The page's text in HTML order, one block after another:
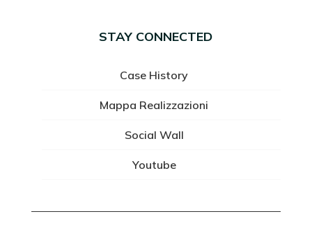
STAY CONNECTED
Case History
Mappa Realizzazioni
Social Wall
Youtube